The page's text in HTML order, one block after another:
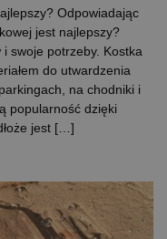
Odpowiadając
jest najlepszy?
swoje potrzeby. Kostka
do utwardzenia
na chodniki i
popularność dzięki
jest […]